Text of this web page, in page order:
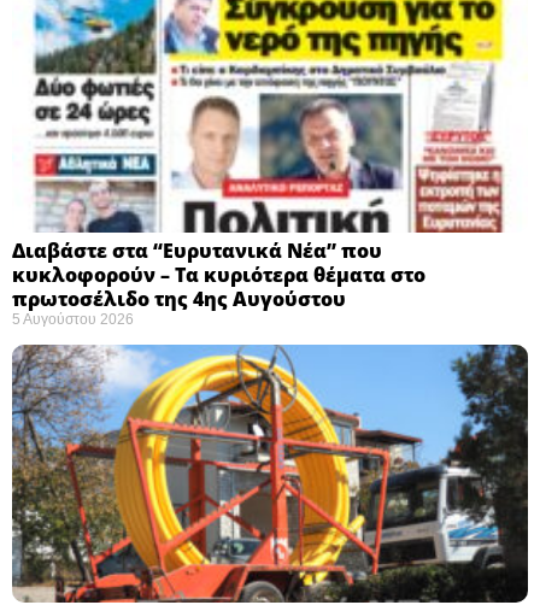
Διαβάστε στα “Ευρυτανικά Νέα” που
κυκλοφορούν – Τα κυριότερα θέματα στο
πρωτοσέλιδο της 4ης Αυγούστου
5 Αυγούστου 2026